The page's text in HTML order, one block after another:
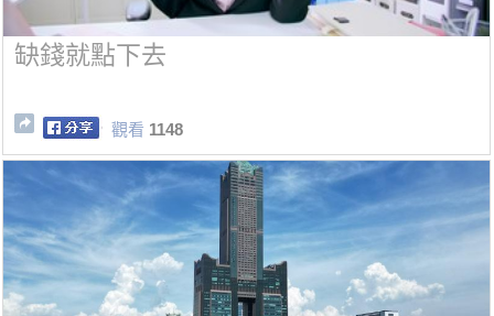
缺錢就點下去
觀看 1148